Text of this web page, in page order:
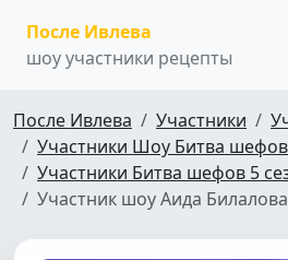
После Ивлева
шоу участники рецепты
После Ивлева Участники
Участники Шоу Битва шефов
Участники Битва шефов 5
Участник шоу Аида Билалова